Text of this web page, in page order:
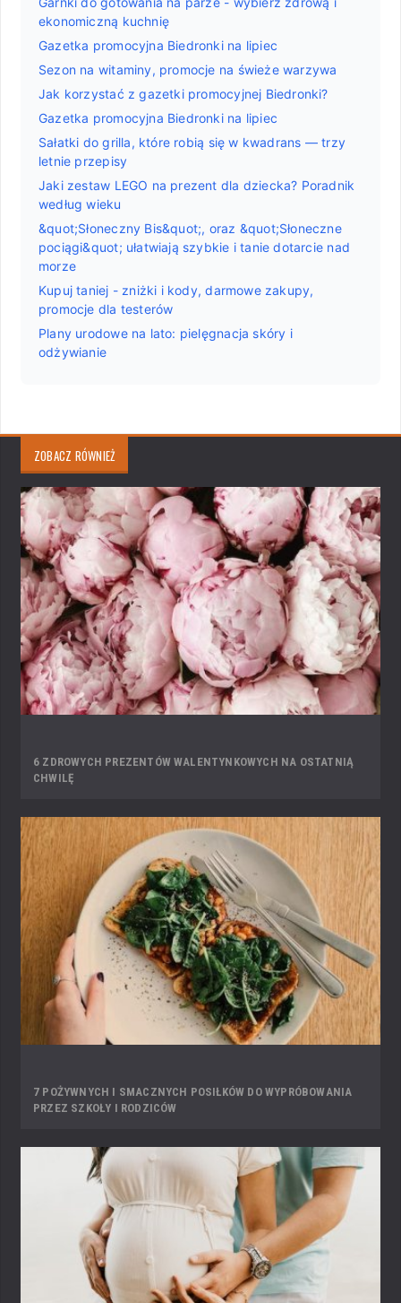
ekonomiczną kuchnię
Gazetka promocyjna Biedronki na lipiec
Sezon na witaminy, promocje na świeże warzywa
Jak korzystać z gazetki promocyjnej Biedronki?
Gazetka promocyjna Biedronki na lipiec
Sałatki do grilla, które robią się w kwadrans — trzy
letnie przepisy
Jaki zestaw LEGO na prezent dla dziecka? Poradnik
według wieku
&quot;Słoneczny Bis&quot;, oraz &quot;Słoneczne
pociągi&quot; ułatwiają szybkie i tanie dotarcie nad
morze
Kupuj taniej - zniżki i kody, darmowe zakupy,
promocje dla testerów
Plany urodowe na lato: pielęgnacja skóry i
odżywianie
ZOBACZ RÓWNIEŻ
6 ZDROWYCH PREZENTÓW WALENTYNKOWYCH NA OSTATNIĄ
CHWILĘ
7 POŻYWNYCH I SMACZNYCH POSIŁKÓW DO WYPRÓBOWANIA
PRZEZ SZKOŁY I RODZICÓW